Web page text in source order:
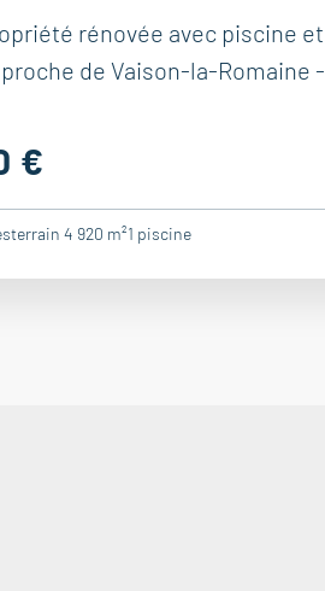
rénovée avec piscine et
de Vaison-la-Romaine -
€
terrain 4 920 m²1 piscine